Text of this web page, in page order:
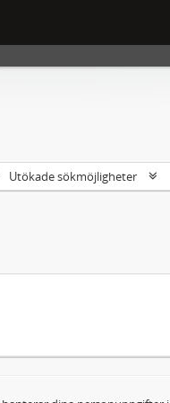
Utökade sökmöjligheter